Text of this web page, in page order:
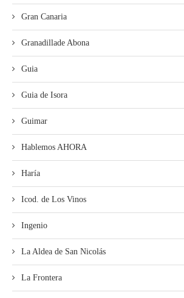
Gran Canaria
Granadillade Abona
Guia
Guia de Isora
Guimar
Hablemos AHORA
Haría
Icod. de Los Vinos
Ingenio
La Aldea de San Nicolás
La Frontera